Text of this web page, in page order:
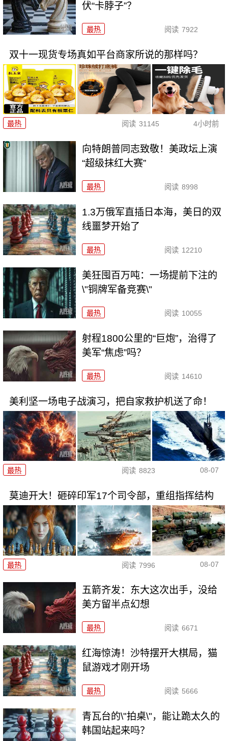
伏“卡脖子”？
最热 阅读 7922
双十一现货专场真如平台商家所说的那样吗？
最热 阅读 31145 4小时前
向特朗普同志致敬！美政坛上演
“超级抹红大赛”
最热 阅读 8998
1.3万俄军直插日本海，美日的双
线噩梦开始了
最热 阅读 12210
美狂囤百万吨：一场提前下注的
\"铜牌军备竞赛\"
最热 阅读 10055
射程1800公里的“巨炮”，治得了
美军“焦虑”吗？
最热 阅读 14610
美利坚一场电子战演习，把自家救护机送了命！
最热 阅读 8823 08-07
莫迪开大！砸碎印军17个司令部，重组指挥结构
最热 阅读 7996 08-07
五箭齐发：东大这次出手，没给
美方留半点幻想
最热 阅读 6671
红海惊涛！沙特摆开大棋局，猫
鼠游戏才刚开场
最热 阅读 5666
青瓦台的\"拍桌\"，能让跪太久的
韩国站起来吗？